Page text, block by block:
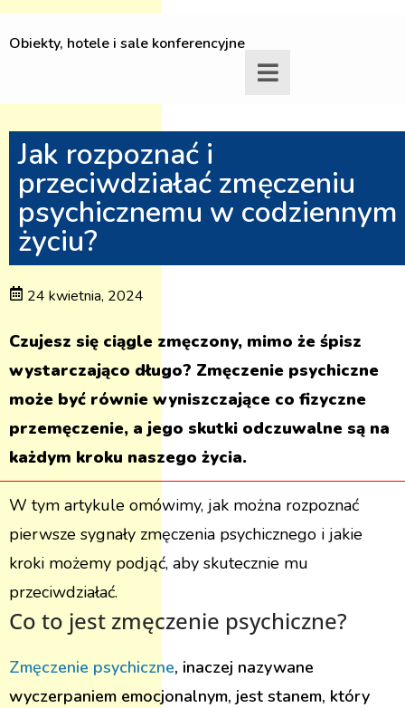
Obiekty, hotele i sale konferencyjne
Jak rozpoznać i
przeciwdziałać zmęczeniu
psychicznemu w codziennym
życiu?
24 kwietnia, 2024
Czujesz się ciągle zmęczony, mimo że śpisz
wystarczająco długo? Zmęczenie psychiczne
może być równie wyniszczające co fizyczne
przemęczenie, a jego skutki odczuwalne są na
każdym kroku naszego życia.
W tym artykule omówimy, jak można rozpoznać
pierwsze sygnały zmęczenia psychicznego i jakie
kroki możemy podjąć, aby skutecznie mu
przeciwdziałać.
Co to jest zmęczenie psychiczne?
Zmęczenie psychiczne, inaczej nazywane
wyczerpaniem emocjonalnym, jest stanem, który